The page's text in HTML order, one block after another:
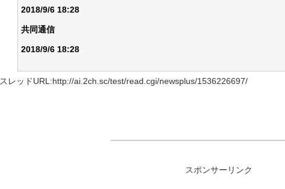
2018/9/6 18:28
共同通信
2018/9/6 18:28
スレッドURL:http://ai.2ch.sc/test/read.cgi/newsplus/1536226697/
スポンサーリンク